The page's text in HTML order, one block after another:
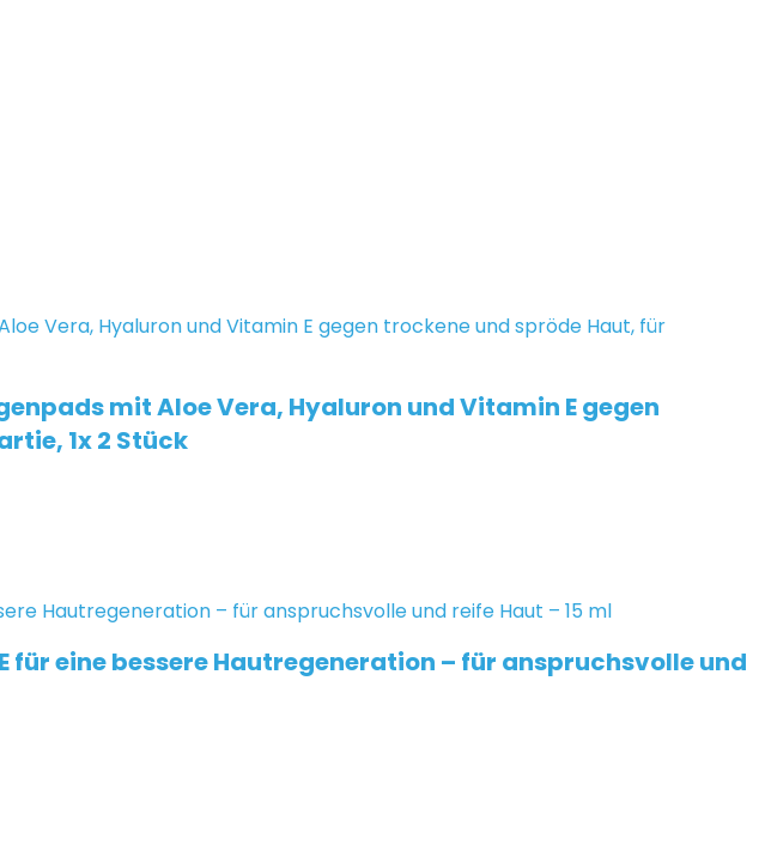
mit Aloe Vera, Hyaluron und Vitamin E gegen
1x 2 Stück
für eine bessere Hautregeneration – für anspruchsvolle und